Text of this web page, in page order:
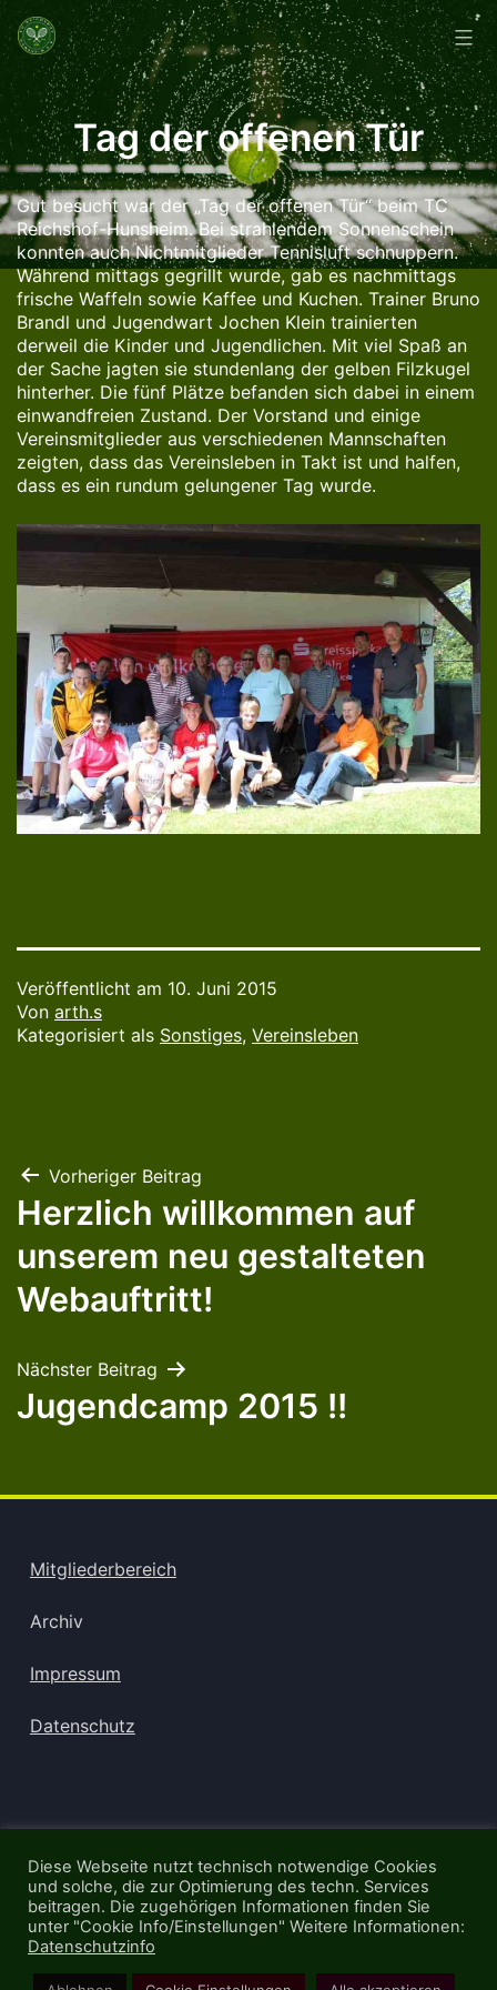
Zum
Inhalt
springen
Tag der offenen Tür
Gut besucht war der „Tag der offenen Tür“ beim TC
Reichshof-Hunsheim. Bei strahlendem Sonnenschein
konnten auch Nichtmitglieder Tennisluft schnuppern.
Während mittags gegrillt wurde, gab es nachmittags
frische Waffeln sowie Kaffee und Kuchen. Trainer Bruno
Brandl und Jugendwart Jochen Klein trainierten
derweil die Kinder und Jugendlichen. Mit viel Spaß an
der Sache jagten sie stundenlang der gelben Filzkugel
hinterher. Die fünf Plätze befanden sich dabei in einem
einwandfreien Zustand. Der Vorstand und einige
Vereinsmitglieder aus verschiedenen Mannschaften
zeigten, dass das Vereinsleben in Takt ist und halfen,
dass es ein rundum gelungener Tag wurde.
Veröffentlicht am 10. Juni 2015
Von arth.s
Kategorisiert als Sonstiges, Vereinsleben
Beitragsnavigation
Vorheriger Beitrag
Herzlich willkommen auf
unserem neu gestalteten
Webauftritt!
Nächster Beitrag
Jugendcamp 2015 !!
Mitgliederbereich
Archiv
Impressum
Datenschutz
Diese Webseite nutzt technisch notwendige Cookies
und solche, die zur Optimierung des techn. Services
beitragen. Die zugehörigen Informationen finden Sie
unter "Cookie Info/Einstellungen" Weitere Informationen:
Datenschutzinfo